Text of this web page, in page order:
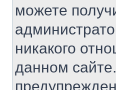
можете
никакого
данном